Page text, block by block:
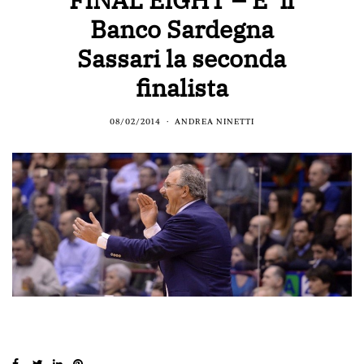
Banco Sardegna
Sassari la seconda
finalista
08/02/2014 ANDREA NINETTI